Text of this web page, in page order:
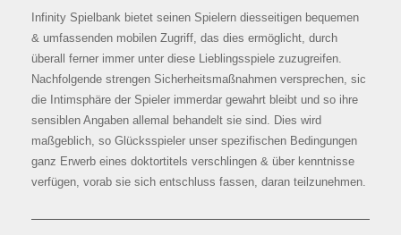
Infinity Spielbank bietet seinen Spielern diesseitigen bequemen
& umfassenden mobilen Zugriff, das dies ermöglicht, durch
überall ferner immer unter diese Lieblingsspiele zuzugreifen.
Nachfolgende strengen Sicherheitsmaßnahmen versprechen, sic
die Intimsphäre der Spieler immerdar gewahrt bleibt und so ihre
sensiblen Angaben allemal behandelt sie sind. Dies wird
maßgeblich, so Glücksspieler unser spezifischen Bedingungen
ganz Erwerb eines doktortitels verschlingen & über kenntnisse
verfügen, vorab sie sich entschluss fassen, daran teilzunehmen.